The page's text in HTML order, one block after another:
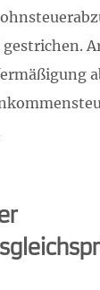
gestrichen.